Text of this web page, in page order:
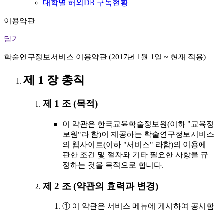
대학별 해외DB 구독현황
이용약관
닫기
학술연구정보서비스 이용약관 (2017년 1월 1일 ~ 현재 적용)
제 1 장 총칙
제 1 조 (목적)
이 약관은 한국교육학술정보원(이하 "교육정
보원"라 함)이 제공하는 학술연구정보서비스
의 웹사이트(이하 "서비스" 라함)의 이용에
관한 조건 및 절차와 기타 필요한 사항을 규
정하는 것을 목적으로 합니다.
제 2 조 (약관의 효력과 변경)
① 이 약관은 서비스 메뉴에 게시하여 공시함